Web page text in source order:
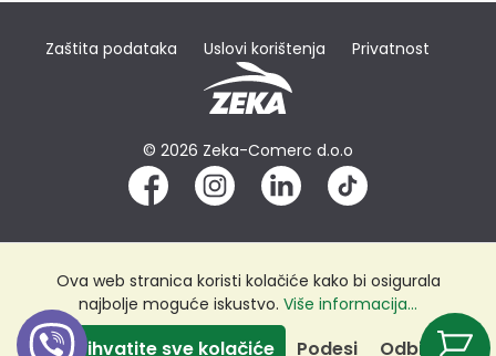
Zaštita podataka Uslovi korištenja Privatnost
© 2026 Zeka-Comerc d.o.o
Ova web stranica koristi kolačiće kako bi osigurala
najbolje moguće iskustvo. Više informacija...
Odbij
Podesi
Prihvatite sve kolačiće